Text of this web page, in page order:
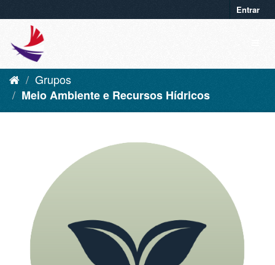
Entrar
Grupos
Meio Ambiente e Recursos Hídricos